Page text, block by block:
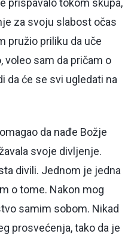
prispavalo tokom skupa,
za svoju slabost očas
pružio priliku da uče
voleo sam da pričam o
da će se svi ugledati na
da nađe Božje
svoje divljenje.
divili. Jednom je jedna
o tome. Nakon mog
samim sobom. Nikad
prosvećenja, tako da je